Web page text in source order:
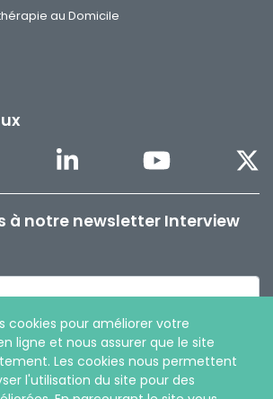
cookies pour améliorer votre
ligne et nous assurer que le site
Les cookies nous permettent
l'utilisation du site pour des
au Domicile
à notre newsletter Interview